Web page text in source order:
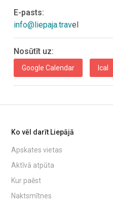
E-pasts:
info@liepaja.travel
Nosūtīt uz:
Google Calendar Ical
Ko vēl darīt Liepājā
Apskates vietas
Aktīvā atpūta
Kur paēst
Naktsmītnes